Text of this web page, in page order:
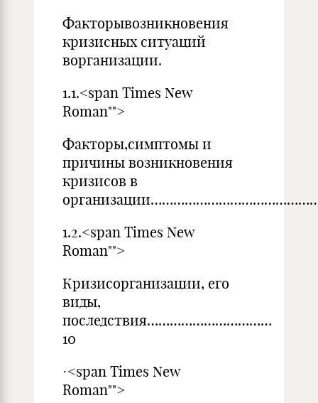
Факторывозникновения
кризисных ситуаций
ворганизации.
1.1.<span Times New
Roman"">
Факторы,симптомы и
причины возникновения
кризисов в
1.2.<span Times New
Roman"">
Кризисорганизации, его
виды,
последствия……………………………
10
·<span Times New
Roman"">